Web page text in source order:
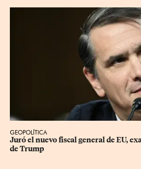
GEOPOLÍTICA
Juró el nuevo fiscal general de EU,
de Trump